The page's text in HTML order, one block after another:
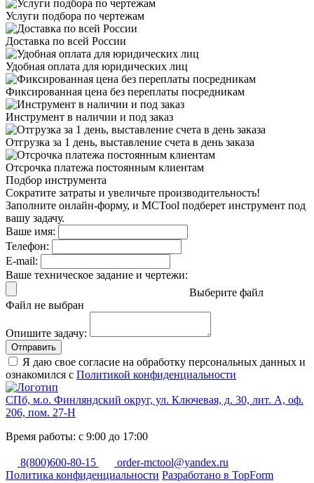
Услуги подбора по чертежам
Доставка по всей России
Удобная оплата для юридических лиц
Фиксированная цена без переплаты посредникам
Инструмент в наличии и под заказ
Отгрузка за 1 день, выставление счета в день заказа
Отсрочка платежа постоянным клиентам
Подбор инструмента
Сократите затраты и увеличьте производительность!
Заполните онлайн-форму, и MCTool подберет инструмент под
вашу задачу.
Ваше имя:
Телефон:
E-mail:
Ваше техническое задание и чертежи:
Выберите файл
Файл не выбран
Опишите задачу:
Отправить
Я даю свое согласие на обработку персональных данных и
ознакомился с Политикой конфиденциальности
СПб, м.о. Финляндский округ, ул. Ключевая, д. 30, лит. А, оф.
206, пом. 27-Н
Время работы: с 9:00 до 17:00
8(800)600-80-15
order-mctool@yandex.ru
Политика конфиденциальности Разработано в TopForm